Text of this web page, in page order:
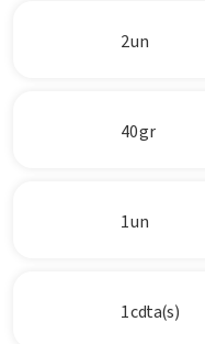
2 un
40 gr
1 un
1 cdta(s)